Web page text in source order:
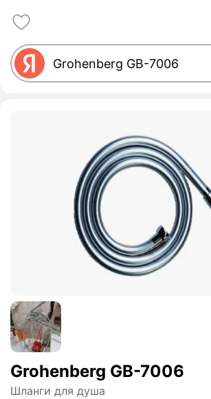
Grohenberg GB-7006
Шланги для душа